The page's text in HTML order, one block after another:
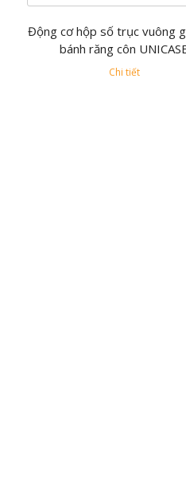
Động cơ hộp số trục vuông
bánh răng côn
Chi tiết